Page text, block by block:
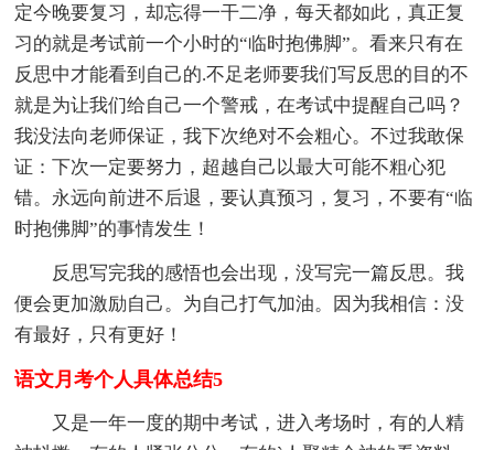
定今晚要复习，却忘得一干二净，每天都如此，真正复
习的就是考试前一个小时的“临时抱佛脚”。看来只有在
反思中才能看到自己的.不足老师要我们写反思的目的不
就是为让我们给自己一个警戒，在考试中提醒自己吗？
我没法向老师保证，我下次绝对不会粗心。不过我敢保
证：下次一定要努力，超越自己以最大可能不粗心犯
错。永远向前进不后退，要认真预习，复习，不要有“临
时抱佛脚”的事情发生！
反思写完我的感悟也会出现，没写完一篇反思。我
便会更加激励自己。为自己打气加油。因为我相信：没
有最好，只有更好！
语文月考个人具体总结5
又是一年一度的期中考试，进入考场时，有的人精